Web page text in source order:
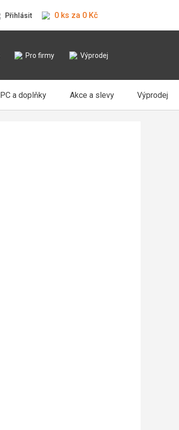
Přihlásit 0 ks za 0 Kč
Pro firmy Výprodej
PC a doplňky Akce a slevy Výprodej